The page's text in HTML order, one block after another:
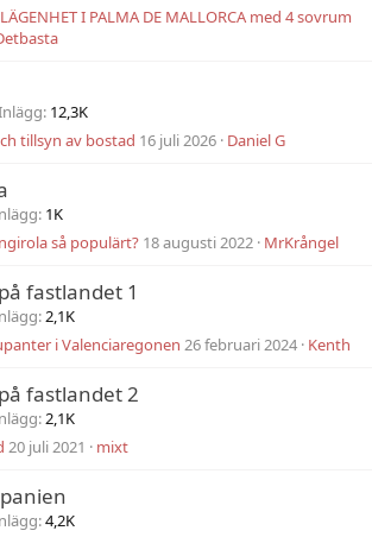
LÄGENHET I PALMA DE MALLORCA med 4 sovrum
12,3K
tillsyn av bostad 16 juli 2026 Daniel G
1K
så populärt? 18 augusti 2022 MrKrångel
fastlandet 1
2,1K
i Valenciaregonen 26 februari 2024 Kenth
fastlandet 2
2,1K
20 juli 2021 mixt
4,2K